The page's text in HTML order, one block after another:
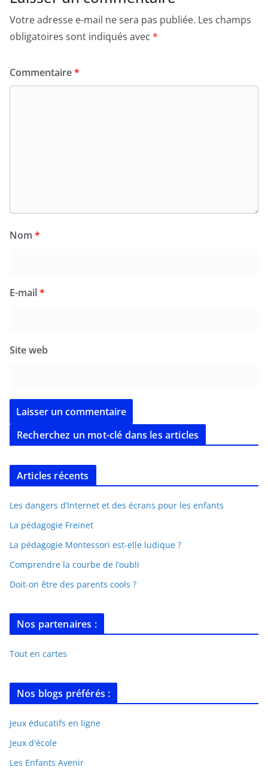
Votre adresse e-mail ne sera pas publiée. Les champs
obligatoires sont indiqués avec *
Commentaire*
Nom *
E-mail*
Site web
Recherchez un mot-clé dans les articles
Articles récents
Les dangers d’Internet et des écrans pour les enfants
La pédagogie Freinet
La pédagogie Montessori est-elle ludique ?
Comprendre la courbe de l’oubli
Doit-on être des parents cools ?
Nos partenaires :
Tout en cartes
Nos blogs préférés :
Jeux éducatifs en ligne
Jeux d'école
Les Enfants Avenir